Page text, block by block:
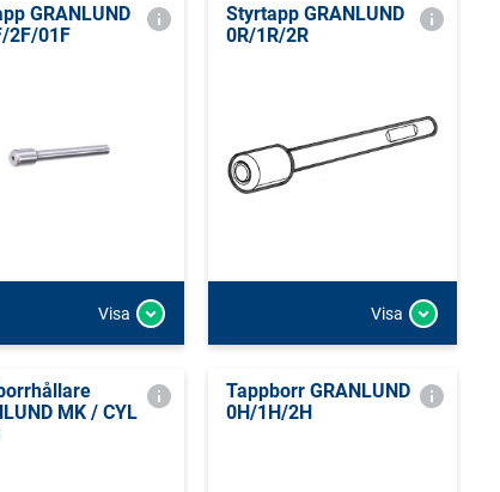
GRANLUND
2F/01F
Visa
Styrtapp GRANLUND
0R/1R/2R
Visa
MK / CYL
Tappborr GRANLUND
0H/1H/2H